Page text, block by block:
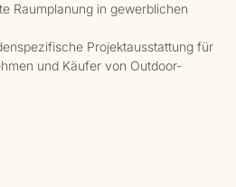
Raumplanung in gewerblichen
Projektausstattung für
und Käufer von Outdoor-